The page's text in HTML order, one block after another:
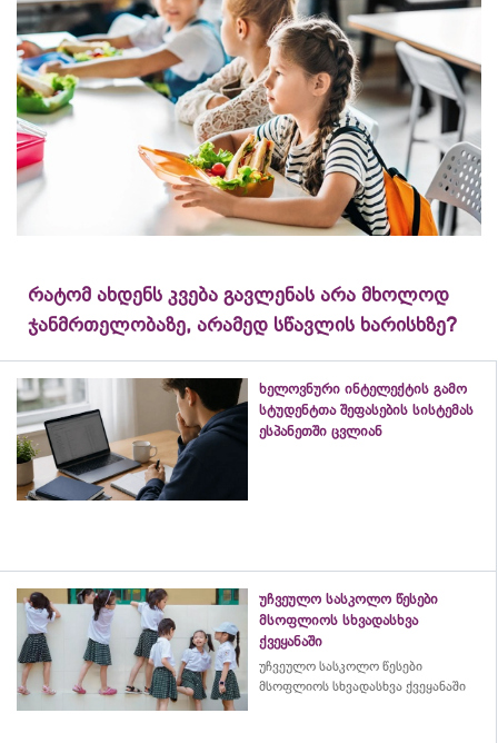
რატომ ახდენს კვება გავლენას არა მხოლოდ
ჯანმრთელობაზე, არამედ სწავლის ხარისხზე?
ხელოვნური ინტელექტის გამო
სტუდენტთა შეფასების სისტემას
ესპანეთში ცვლიან
უჩვეულო სასკოლო წესები
მსოფლიოს სხვადასხვა
ქვეყანაში
უჩვეულო სასკოლო წესები
მსოფლიოს სხვადასხვა ქვეყანაში